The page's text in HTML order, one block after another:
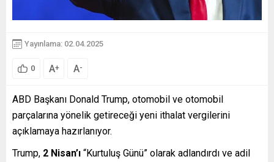
Yayınlama: 02.04.2025
0 A+ A-
ABD Başkanı Donald Trump, otomobil ve otomobil
parçalarına yönelik getireceği yeni ithalat vergilerini
açıklamaya hazırlanıyor.
Trump, 2 Nisan’ı “Kurtuluş Günü” olarak adlandırdı ve adil